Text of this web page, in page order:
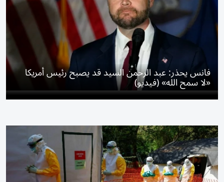
فانس يحذر: عبد الرحمن السيد قد يصبح رئيس أمريكا
«لا سمح الله» (فيديو)